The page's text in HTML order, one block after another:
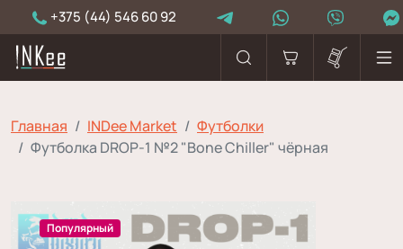
+375 (44) 546 60 92
Главная INDee Market
Футболки
Футболка DROP-1 №2 "Bone Chiller" чёрная
Популярный